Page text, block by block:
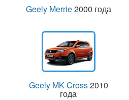
Geely Merrie2000 года
Geely MK Cross2010
года